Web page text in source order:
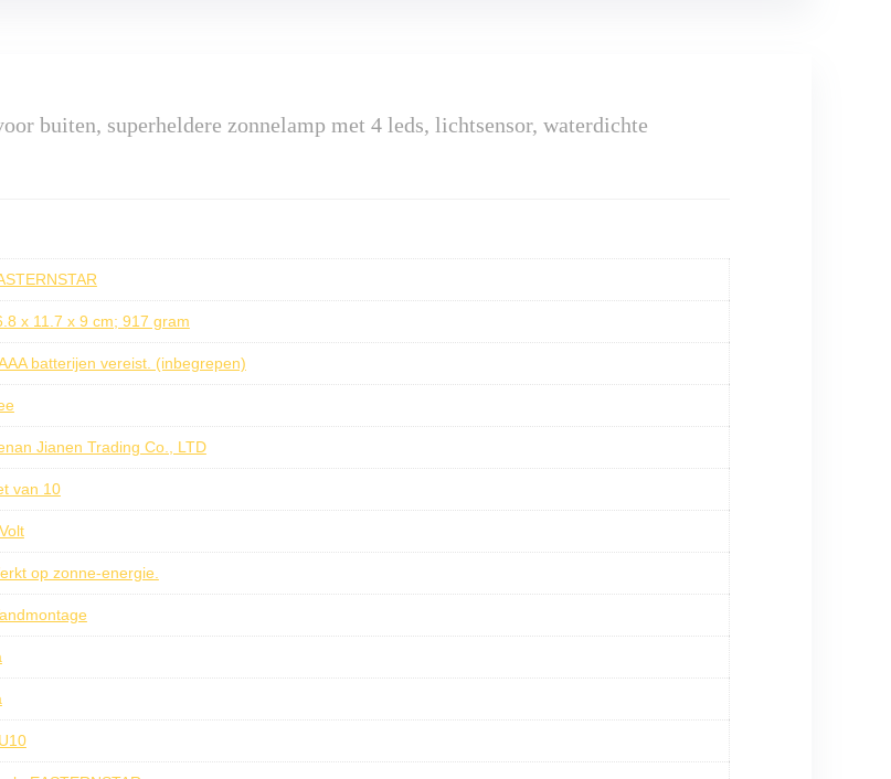
buiten, superheldere zonnelamp met 4 leds, lichtsensor, waterdichte
x 11.7 x 9 cm; 917 gram
batterijen vereist. (inbegrepen)
Jianen Trading Co., LTD
van 10
op zonne-energie.